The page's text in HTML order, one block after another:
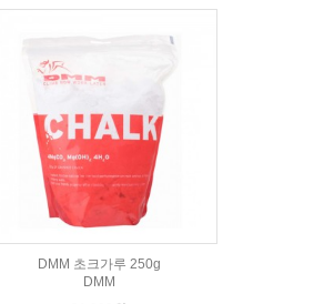
DMM 초크가루 250g
DMM